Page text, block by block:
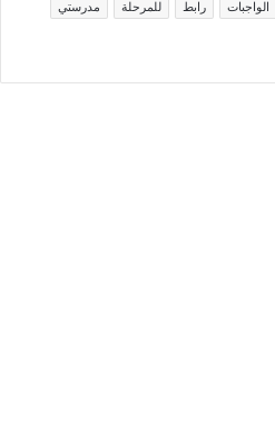
الواجبات رابط للمرحلة
مدرستي